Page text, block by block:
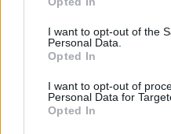
I want to opt-out of the
Personal Data.
Opted In
I want to opt-out of
Personal Data for
Opted In
odpowiedzi
wybrany
Każdy naród ma
Tak jak wśród ludzi –